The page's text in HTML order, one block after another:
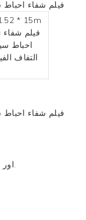
اورسهل التقشير.